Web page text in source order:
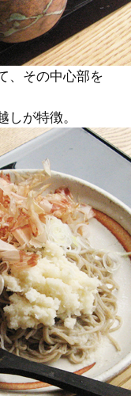
、その中心部を
が特徴。